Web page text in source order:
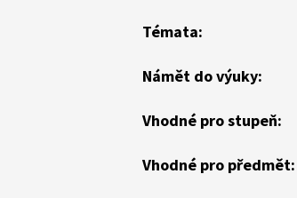
Témata:
Námět do výuky:
Vhodné pro stupeň:
Vhodné pro předmět: